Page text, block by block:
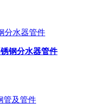
钢分水器管件